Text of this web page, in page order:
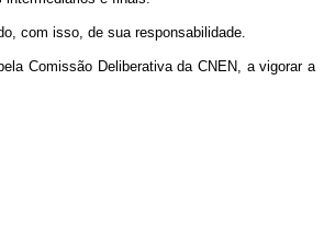
com isso, de sua responsabilidade.
Comissão Deliberativa da CNEN, a vigorar a